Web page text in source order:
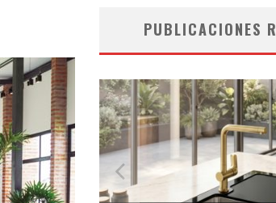
PUBLICACIONES